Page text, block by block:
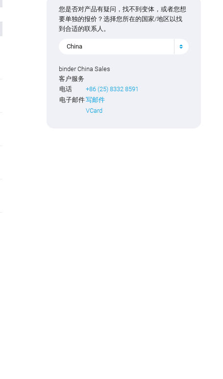
您是否对产品有疑问，找不到变体，或者您想
要单独的报价？选择您所在的国家/地区以找
到合适的联系人。
China
binder China Sales
客户服务
电话
+86 (25) 8332 8591
电子邮件写邮件
VCard